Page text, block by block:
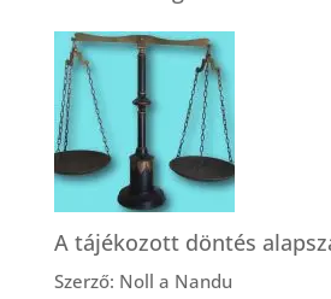
A tájékozott döntés
Szerző: Noll a Nandu